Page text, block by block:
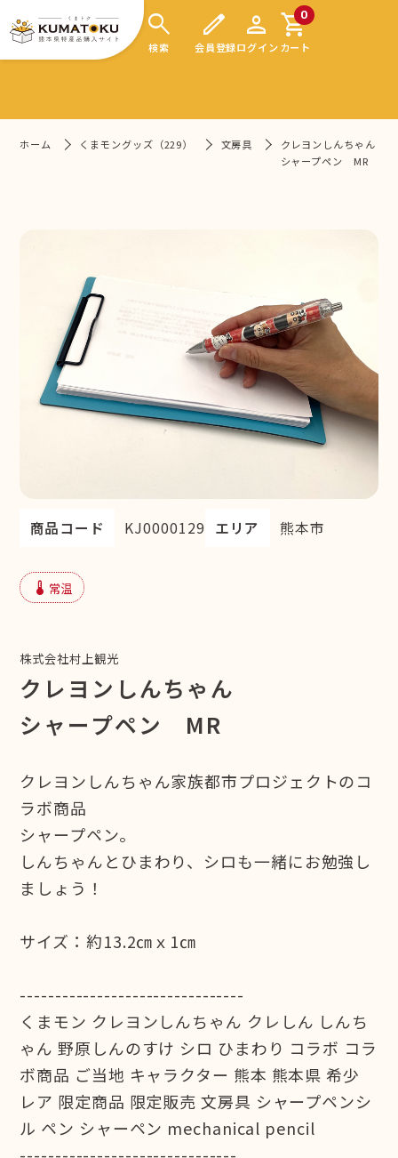
search
検索
edit
会員登録
person
ログイン
0
shopping_cart
カート
ホーム くまモングッズ（229） 文房具
クレヨンしんちゃん
シャープペン MR
商品コード KJ0000129 エリア 熊本市
device_thermostat 常温
株式会社村上観光
クレヨンしんちゃん
シャープペン MR
クレヨンしんちゃん家族都市プロジェクトのコ
ラボ商品
シャープペン。
しんちゃんとひまわり、シロも一緒にお勉強し
ましょう！
サイズ：約13.2㎝ｘ1㎝
--------------------------------
くまモン クレヨンしんちゃん クレしん しんち
ゃん 野原しんのすけ シロ ひまわり コラボ コラ
ボ商品 ご当地 キャラクター 熊本 熊本県 希少
レア 限定商品 限定販売 文房具 シャープペンシ
ル ペン シャーペン mechanical pencil